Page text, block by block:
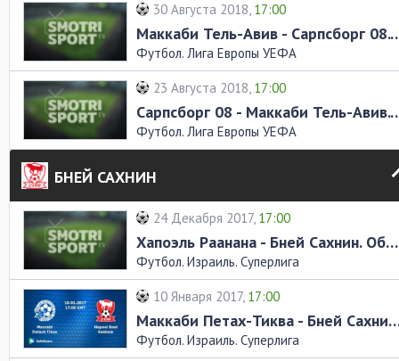
30 Августа 2018, 17:00
Маккаби Тель-Авив -
Футбол. Лига Европы УЕФА
23 Августа 2018, 17:00
Сарпсборг 08 -
Футбол. Лига Европы УЕФА
БНЕЙ САХНИН
24 Декабря 2017, 17:00
Хапоэль Раанана - Бней Сахнин. Обзор матча
Футбол. Израиль. Суперлига
10 Января 2017, 17:00
Маккаби Петах-Тиква -
Футбол. Израиль. Суперлига